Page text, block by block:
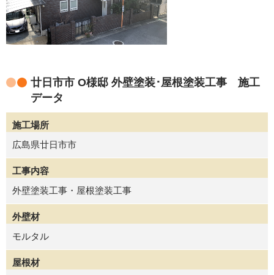
廿日市市 O様邸 外壁塗装･屋根塗装工事 施工
データ
施工場所
広島県廿日市市
工事内容
外壁塗装工事・屋根塗装工事
外壁材
モルタル
屋根材